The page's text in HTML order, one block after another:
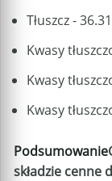
Tłuszcz -
Kwasy
Kwasy
Kwasy
Podsumowanie
składzie cenne